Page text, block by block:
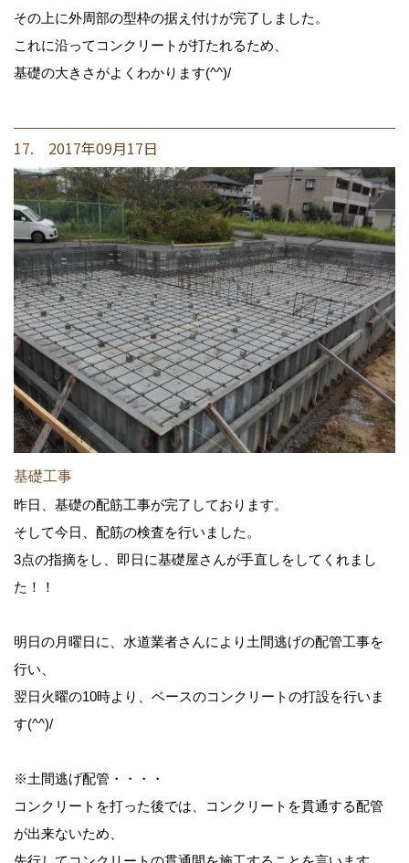
その上に外周部の型枠の据え付けが完了しました。
これに沿ってコンクリートが打たれるため、
基礎の大きさがよくわかります(^^)/
17. 2017年09月17日
基礎工事
昨日、基礎の配筋工事が完了しております。
そして今日、配筋の検査を行いました。
3点の指摘をし、即日に基礎屋さんが手直しをしてくれまし
た！！
明日の月曜日に、水道業者さんにより土間逃げの配管工事を
行い、
翌日火曜の10時より、ベースのコンクリートの打設を行いま
す(^^)/
※土間逃げ配管・・・・
コンクリートを打った後では、コンクリートを貫通する配管
が出来ないため、